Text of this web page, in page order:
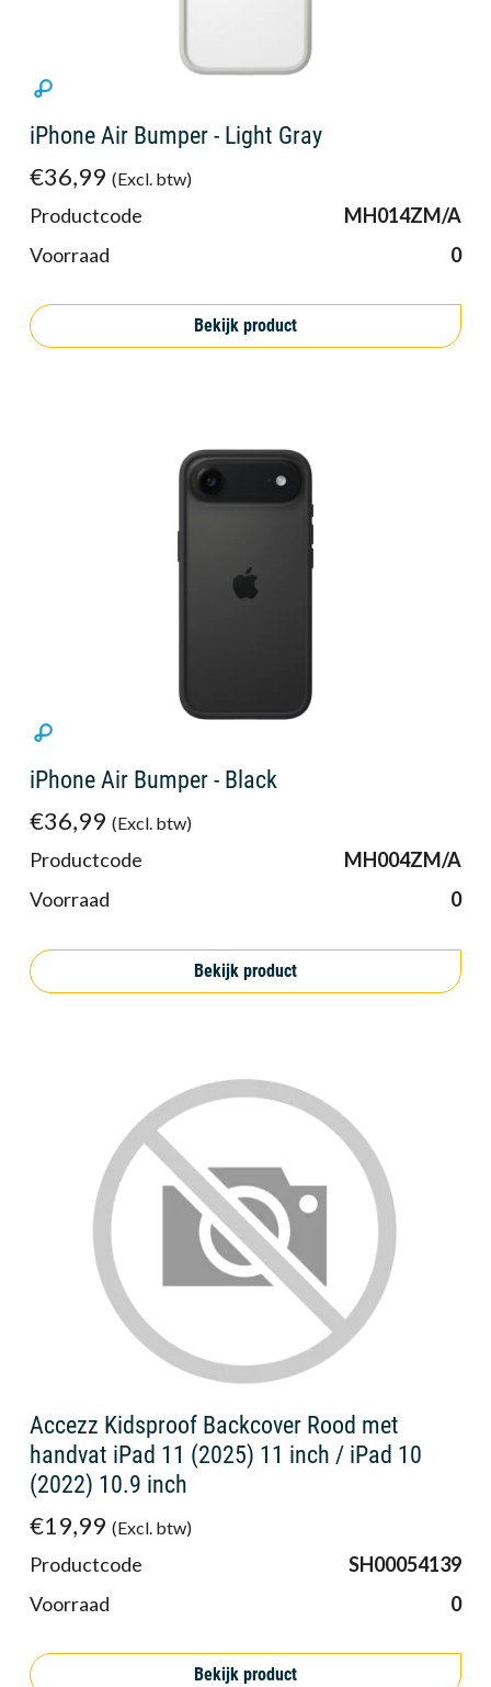
iPhone Air Bumper - Light Gray
€36,99 (Excl. btw)
Productcode
MH014ZM/A
Voorraad
0
Bekijk product
iPhone Air Bumper - Black
€36,99 (Excl. btw)
Productcode
MH004ZM/A
Voorraad
0
Bekijk product
Accezz Kidsproof Backcover Rood met
handvat iPad 11 (2025) 11 inch / iPad 10
(2022) 10.9 inch
€19,99 (Excl. btw)
Productcode
SH00054139
Voorraad
0
Bekijk product